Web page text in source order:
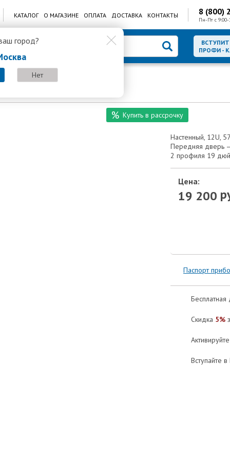
город?
Нет
КАТАЛОГ О МАГАЗИНЕ ОПЛАТА ДОСТАВКА КОНТАКТЫ 8 (800)
Пн-Пт с 9:00-
ПРОФИ -
SKAT TB-12W645FF-G
Купить в рассрочку
Настенный, 12U,
Передняя дверь
2 профиля 19
Цена:
19 200
Паспорт
Бесплатная
Скидка 5%
Вступайте в